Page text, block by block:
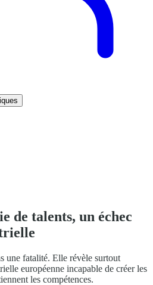
de talents, un échec
une fatalité. Elle révèle surtout
européenne incapable de créer les
les compétences.